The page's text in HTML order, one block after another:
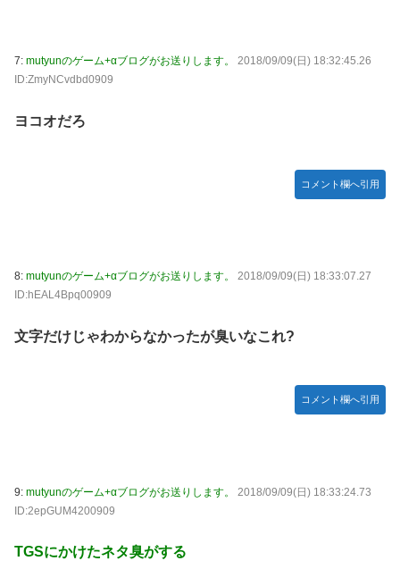
7: mutyunのゲーム+αブログがお送りします。
2018/09/09(日) 18:32:45.26
ID:ZmyNCvdbd0909
ヨコオだろ
コメント欄へ引用
8: mutyunのゲーム+αブログがお送りします。
2018/09/09(日) 18:33:07.27
ID:hEAL4Bpq00909
文字だけじゃわからなかったが臭いなこれ?
コメント欄へ引用
9: mutyunのゲーム+αブログがお送りします。
2018/09/09(日) 18:33:24.73
ID:2epGUM4200909
TGSにかけたネタ臭がする